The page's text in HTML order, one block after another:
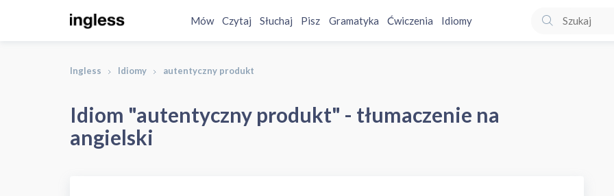
Mów Czytaj Słuchaj Pisz Gramatyka Ćwiczenia Idiomy
Ingless Idiomy autentyczny produkt
Idiom "autentyczny produkt" - tłumaczenie na
angielski